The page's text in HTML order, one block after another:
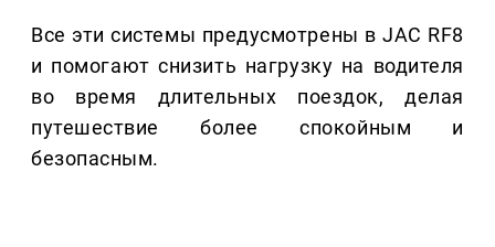
Все эти системы предусмотрены в JAC RF8
и помогают снизить нагрузку на водителя
во время длительных поездок, делая
путешествие более спокойным и
безопасным.